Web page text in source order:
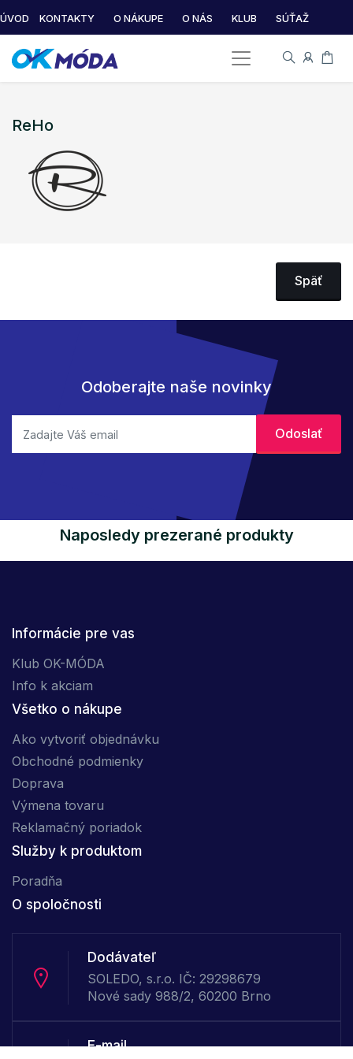
ÚVOD KONTAKTY O NÁKUPE O NÁS KLUB SÚŤAŽ
ReHo
Späť
Odoberajte naše novinky
Naposledy prezerané produkty
Informácie pre vas
Klub OK-MÓDA
Info k akciam
Všetko o nákupe
Ako vytvoriť objednávku
Obchodné podmienky
Doprava
Výmena tovaru
Reklamačný poriadok
Služby k produktom
Poradňa
O spoločnosti
Dodávateľ
SOLEDO, s.r.o. IČ: 29298679
Nové sady 988/2, 60200 Brno
E-mail